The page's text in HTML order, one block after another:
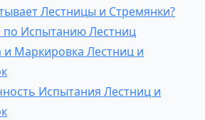
Лестницы и Стремянки?
по Испытанию Лестниц
и Маркировка Лестниц и
Испытания Лестниц и